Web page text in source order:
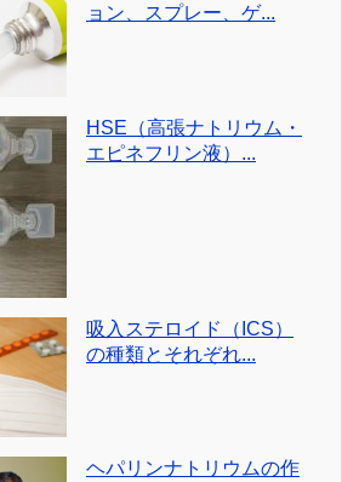
ョン、スプレー、ゲ...
HSE（高張ナトリウム・
エピネフリン液）...
吸入ステロイド（ICS）
の種類とそれぞれ...
ヘパリンナトリウムの作